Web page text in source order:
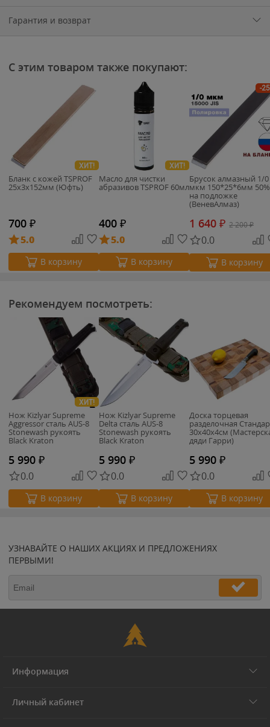
Гарантия и возврат
С этим товаром также покупают:
ХИТ!
Бланк с кожей TSPROF
25х3х152мм (Юфть)
700 ₽
5.0
В корзину
ХИТ!
Масло для чистки
абразивов TSPROF 60мл
400 ₽
5.0
В корзину
-
Брусок алмазный 1/0
мкм 150*25*6мм 50%
на подложке
(ВеневАлмаз)
1 640 ₽ 2 200₽
0.0
В корзину
Рекомендуем посмотреть:
ХИТ!
Нож Kizlyar Supreme
Aggressor сталь AUS-8
Stonewash рукоять
Black Kraton
5 990 ₽
0.0
В корзину
Нож Kizlyar Supreme
Delta сталь AUS-8
Stonewash рукоять
Black Kraton
5 990 ₽
0.0
В корзину
Доска торцевая
разделочная
30х40х4см
дяди Гарри)
5 990 ₽
0.0
В корзину
УЗНАВАЙТЕ О НАШИХ АКЦИЯХ И ПРЕДЛОЖЕНИЯХ
ПЕРВЫМИ!
Информация
Личный кабинет